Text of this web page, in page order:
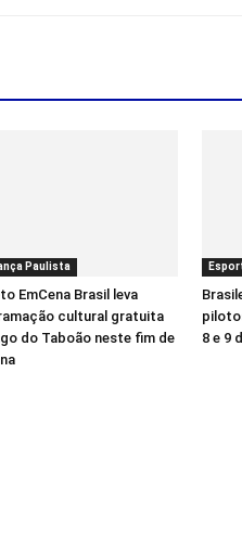
Paulista
EmCena Brasil leva
cultural gratuita
do Taboão neste fim de
8 e 9